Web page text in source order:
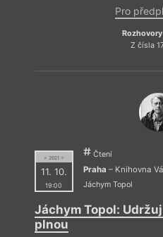
Pro
Rozhovory
Z čísla
= 2021 =
11. 10.
19:00
Čtení
Praha – Knihovna
Jáchym Topol
Jáchym Topol:
plnou